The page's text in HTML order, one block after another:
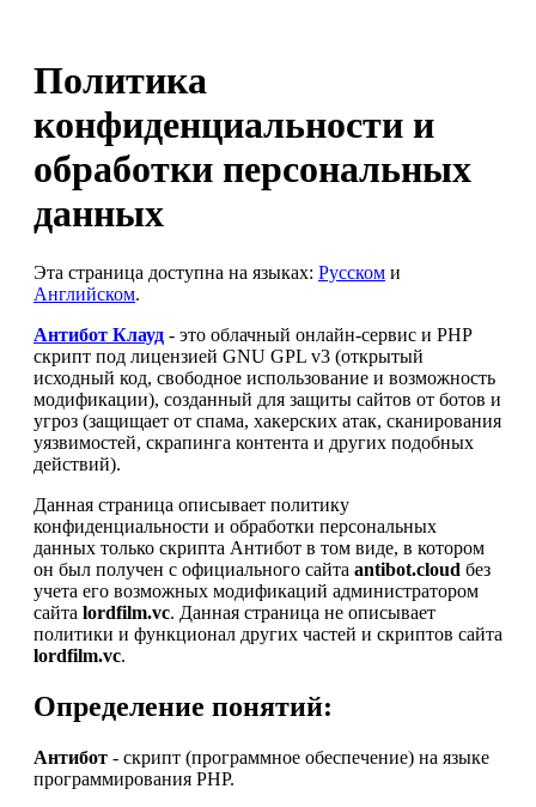
Политика
конфиденциальности и
обработки персональных
данных
Эта страница доступна на языках: Русском и
Английском.
Антибот Клауд - это облачный онлайн-сервис и PHP
скрипт под лицензией GNU GPL v3 (открытый
исходный код, свободное использование и возможность
модификации), созданный для защиты сайтов от ботов и
угроз (защищает от спама, хакерских атак, сканирования
уязвимостей, скрапинга контента и других подобных
действий).
Данная страница описывает политику
конфиденциальности и обработки персональных
данных только скрипта Антибот в том виде, в котором
он был получен с официального сайта antibot.cloud без
учета его возможных модификаций администратором
сайта lordfilm.vc. Данная страница не описывает
политики и функционал других частей и скриптов сайта
lordfilm.vc.
Определение понятий:
Антибот - скрипт (программное обеспечение) на языке
программирования PHP.